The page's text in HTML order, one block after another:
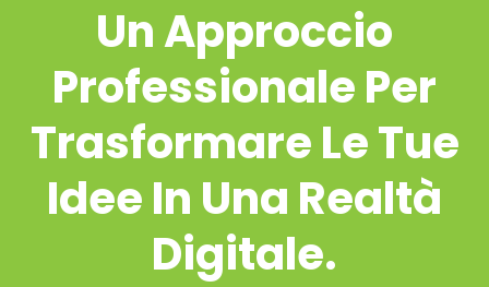
Un Approccio
Professionale Per
Trasformare Le Tue
Idee In Una Realtà
Digitale.